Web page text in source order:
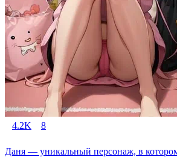
4.2K 8
Даня — уникальный персонаж, в